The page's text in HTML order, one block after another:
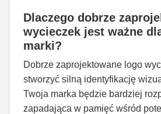
Dlaczego dobrze
wycieczek jest ważne
marki?
Dobrze zaprojektowane logo
stworzyć silną identyfikację
Twoja marka będzie bardziej
zapadająca w pamięć wśród